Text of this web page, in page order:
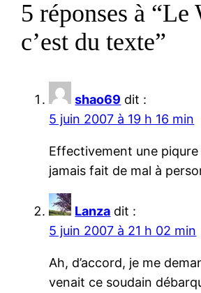
5 réponses à “Le
c’est du texte”
shao69 dit :
5 juin 2007 à 19 h 16 min
Effectivement une piqure
jamais fait de mal à
Lanza dit :
5 juin 2007 à 21 h 02 min
Ah, d’accord, je me
venait ce soudain